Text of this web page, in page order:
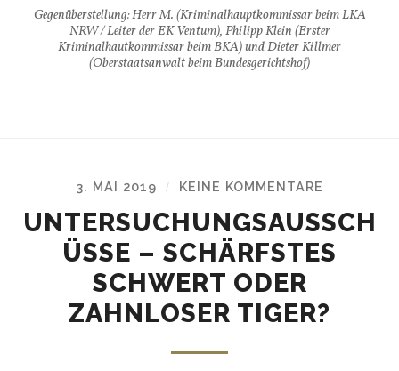
Gegenüberstellung: Herr M. (Kriminalhauptkommissar beim LKA
NRW / Leiter der EK Ventum), Philipp Klein (Erster
Kriminalhautkommissar beim BKA) und Dieter Killmer
(Oberstaatsanwalt beim Bundesgerichtshof)
3. MAI 2019 / KEINE KOMMENTARE
UNTERSUCHUNGSAUSSCH
ÜSSE – SCHÄRFSTES
SCHWERT ODER
ZAHNLOSER TIGER?